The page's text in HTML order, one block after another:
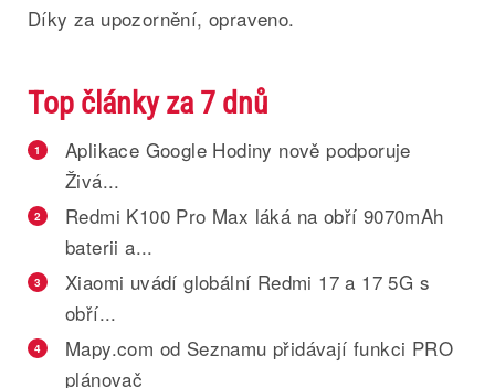
Díky za upozornění, opraveno.
Top články za 7 dnů
1
Aplikace Google Hodiny nově podporuje
Živá...
2
Redmi K100 Pro Max láká na obří 9070mAh
baterii a...
3
Xiaomi uvádí globální Redmi 17 a 17 5G s
obří...
4
Mapy.com od Seznamu přidávají funkci PRO
plánovač